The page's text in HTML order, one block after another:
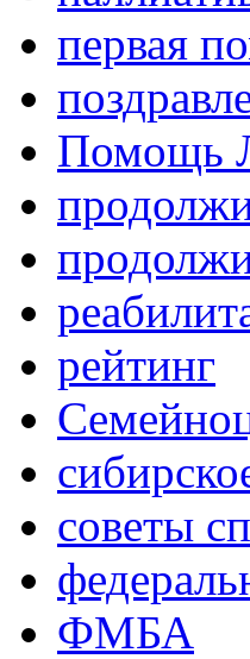
первая
Помощь
рейтинг
советы
ФМБА